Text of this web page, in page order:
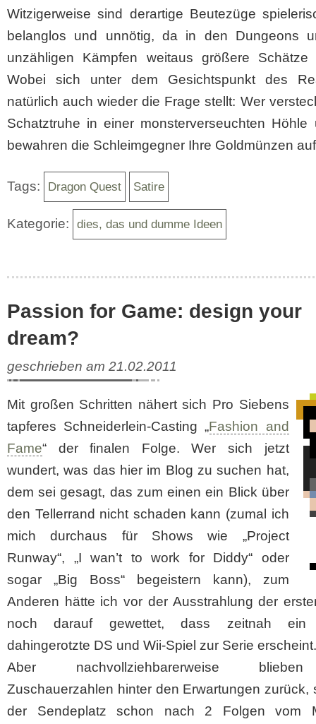
Witzigerweise sind derartige Beutezüge
belanglos und unnötig, da in den Dungeons
unzähligen Kämpfen weitaus größere Schätze
Wobei sich unter dem Gesichtspunkt des
natürlich auch wieder die Frage stellt: Wer
Schatztruhe in einer monsterverseuchten Höhle
bewahren die Schleimgegner Ihre Goldmünzen
Tags: Dragon Quest Satire
Kategorie: dies, das und dumme Ideen
Passion for Game: design your
dream?
geschrieben am 21.02.2011
Mit großen Schritten nähert sich Pro Siebens
tapferes Schneiderlein-Casting „Fashion and
Fame“ der finalen Folge. Wer sich jetzt
wundert, was das hier im Blog zu suchen hat,
dem sei gesagt, das zum einen ein Blick über
den Tellerrand nicht schaden kann (zumal ich
mich durchaus für Shows wie „Project
Runway“, „I wan’t to work for Diddy“ oder
sogar „Big Boss“ begeistern kann), zum
Anderen hätte ich vor der Ausstrahlung der
noch darauf gewettet, dass zeitnah ein
dahingerotzte DS und Wii-Spiel zur Serie erscheint.
Aber nachvollziehbarerweise
Zuschauerzahlen hinter den Erwartungen zurück,
der Sendeplatz schon nach 2 Folgen vom